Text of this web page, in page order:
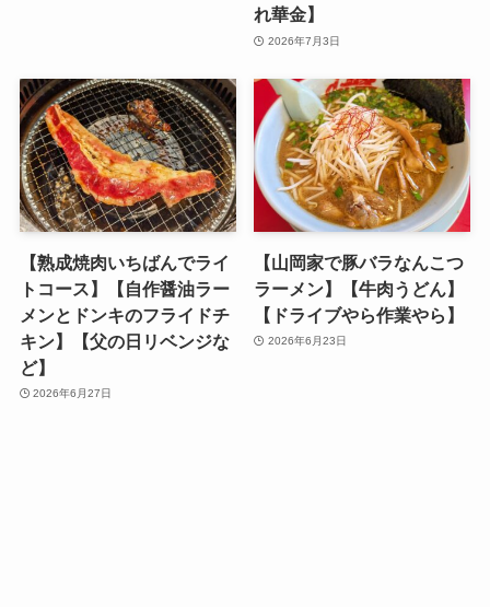
れ華金】
2026年7月3日
【熟成焼肉いちばんでライ
トコース】【自作醤油ラー
メンとドンキのフライドチ
キン】【父の日リベンジな
ど】
2026年6月27日
【山岡家で豚バラなんこつ
ラーメン】【牛肉うどん】
【ドライブやら作業やら】
2026年6月23日